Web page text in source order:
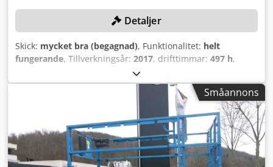
Detaljer
Skick: mycket bra (begagnad), Funktionalitet: helt
fungerande, Tillverkningsår: 2017, drifttimmar: 497 h,
B200045388
kg, bränsletyp:elektrisk, batterispänning:24 V, arbets
, Inget minimipris – garanterad
försäljning till högsta bud! Dcedpfx Adoza T Sreyok
Maskinen är i mycket gott skick med endast 497
drifttimmar! TEKNISKA DETALJER Lastkapacitet: 350 kg
Arbetshöjd: 14 000 mm MASKINDETALJER Drivmedelstyp:
elektrisk Batterispänning: 24 V Extern referens: SL15964SP
Småannons